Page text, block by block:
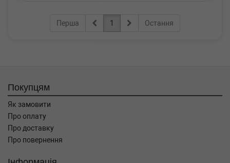
Перша 1 Остання
Покупцям
Як замовити
Про оплату
Про доставку
Про повернення